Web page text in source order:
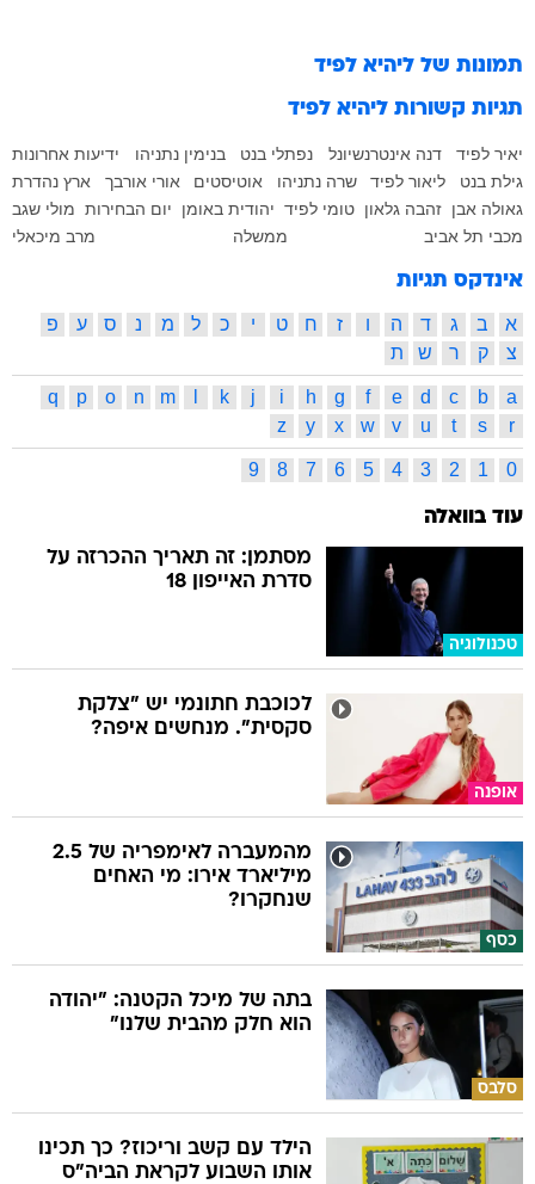
תמונות של ליהיא לפיד
תגיות קשורות ליהיא לפיד
יאיר לפיד דנה אינטרנשיונל נפתלי בנט בנימין נתניהו
ידיעות אחרונות
גילת בנט
ליאור לפיד שרה נתניהו אוטיסטים אורי אורבך
ארץ נהדרת
גאולה אבן זהבה גלאון טומי לפיד יהודית באומן יום הבחירות מולי שגב
מכבי תל אביב
ממשלה מרב מיכאלי
אינדקס תגיות
א ב ג ד ה ו ז ח ט י כ ל מ נ ס ע
פ
צ
ק ר ש ת
a
b
c
d
e
f
g
h
i
j
k
m
n
o
p
q
r
s
t
u
v
w
x
y
z
0
1
2
3
4
5
6
7
8
9
עוד בוואלה
טכנולוגיה
מסתמן: זה תאריך ההכרזה על
סדרת האייפון 18
אופנה
לכוכבת חתונמי יש "צלקת
סקסית". מנחשים איפה?
כסף
מהמעברה לאימפריה של 2.5
מיליארד אירו: מי האחים
שנחקרו?
סלבס
בתה של מיכל הקטנה: "יהודה
הוא חלק מהבית שלנו"
הילד עם קשב וריכוז? כך תכינו
אותו השבוע לקראת הביה"ס